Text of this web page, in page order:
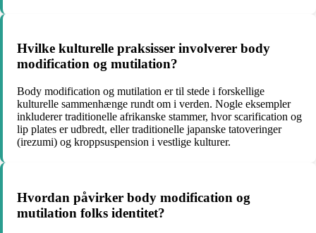
Hvilke kulturelle praksisser involverer body
modification og mutilation?
Body modification og mutilation er til stede i forskellige
kulturelle sammenhænge rundt om i verden. Nogle eksempler
inkluderer traditionelle afrikanske stammer, hvor scarification og
lip plates er udbredt, eller traditionelle japanske tatoveringer
(irezumi) og kroppsuspension i vestlige kulturer.
Hvordan påvirker body modification og
mutilation folks identitet?